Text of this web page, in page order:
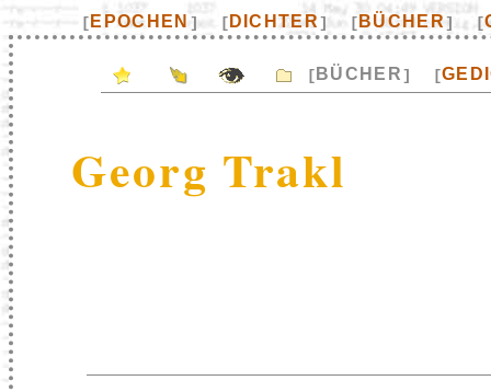
[ EPOCHEN ] [ DICHTER] [ BÜCHER] [
[ BÜCHER] [
Georg Trakl